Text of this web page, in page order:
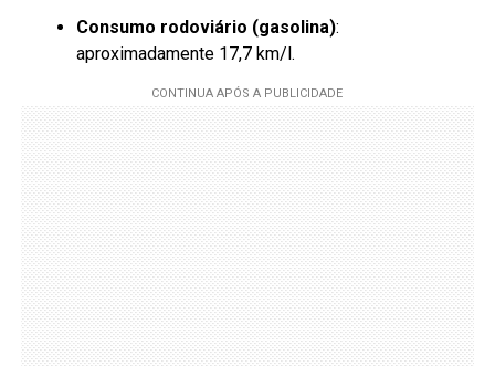
Consumo rodoviário (gasolina):
aproximadamente 17,7 km/l.